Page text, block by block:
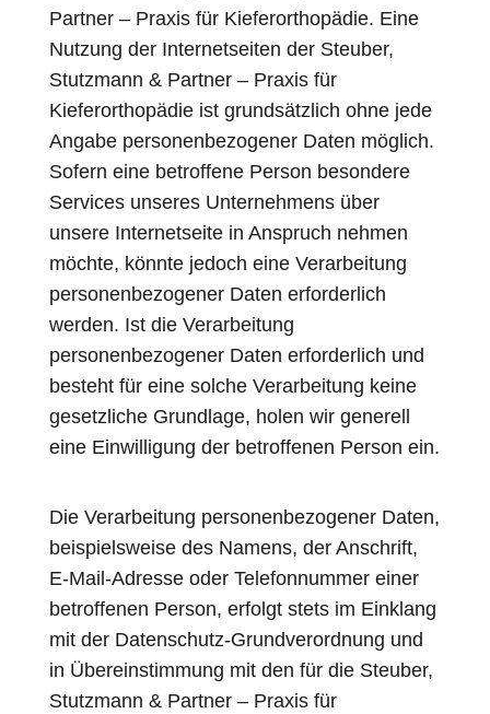
Partner – Praxis für Kieferorthopädie. Eine
Nutzung der Internetseiten der Steuber,
Stutzmann & Partner – Praxis für
Kieferorthopädie ist grundsätzlich ohne jede
Angabe personenbezogener Daten möglich.
Sofern eine betroffene Person besondere
Services unseres Unternehmens über
unsere Internetseite in Anspruch nehmen
möchte, könnte jedoch eine Verarbeitung
personenbezogener Daten erforderlich
werden. Ist die Verarbeitung
personenbezogener Daten erforderlich und
besteht für eine solche Verarbeitung keine
gesetzliche Grundlage, holen wir generell
eine Einwilligung der betroffenen Person ein.
Die Verarbeitung personenbezogener Daten,
beispielsweise des Namens, der Anschrift,
E-Mail-Adresse oder Telefonnummer einer
betroffenen Person, erfolgt stets im Einklang
mit der Datenschutz-Grundverordnung und
in Übereinstimmung mit den für die Steuber,
Stutzmann & Partner – Praxis für